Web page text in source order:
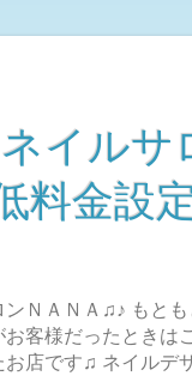
イルサ
料金設
ＮＡＮＡ♫♪ もと
お客様だったときは
店です♫ ネイルデ